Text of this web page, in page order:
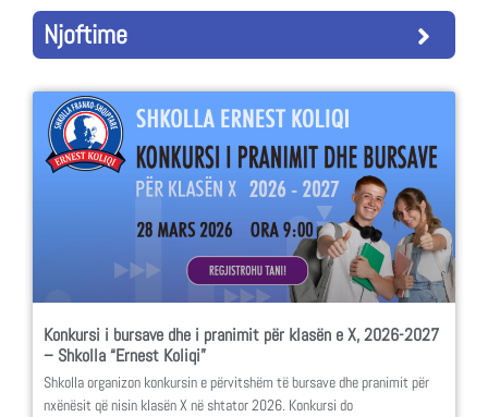
Njoftime
Konkursi i bursave dhe i pranimit për klasën e X, 2026-2027
– Shkolla “Ernest Koliqi”
Shkolla organizon konkursin e përvitshëm të bursave dhe pranimit për
nxënësit që nisin klasën X në shtator 2026. Konkursi do